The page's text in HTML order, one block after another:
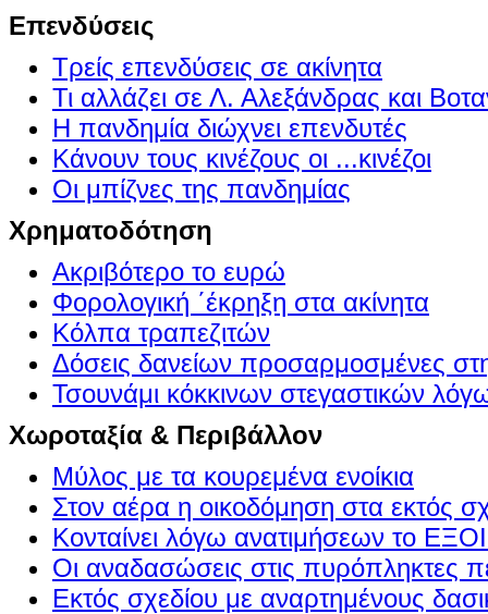
Επενδύσεις
Τρείς επενδύσεις σε ακίνητα
Τι αλλάζει σε Λ. Αλεξάνδρας και
Η πανδημία διώχνει επενδυτές
Κάνουν τους κινέζους οι ...κινέζοι
Οι μπίζνες της πανδημίας
Χρηματοδότηση
Ακριβότερο το ευρώ
Φορολογική ΄έκρηξη στα ακίνητα
Κόλπα τραπεζιτών
Δόσεις δανείων προσαρμοσμένες
Τσουνάμι κόκκινων στεγαστικών
Χωροταξία & Περιβάλλον
Μύλος με τα κουρεμένα ενοίκια
Στον αέρα η οικοδόμηση στα εκτός
Κονταίνει λόγω ανατιμήσεων το
Οι αναδασώσεις στις πυρόπληκτες
Εκτός σχεδίου με αναρτημένους